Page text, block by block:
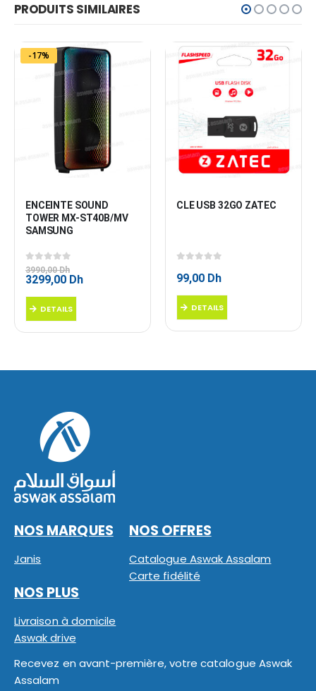
PRODUITS SIMILAIRES
-17%
ENCEINTE SOUND
TOWER MX-ST40B/MV
SAMSUNG
0sur 5
3990,00Dh
Le
était :
3990,00 Dh.
3299,00 DhLe
DETAILS
CLE USB 32GO ZATEC
99,00 Dh
DETAILS
NOS MARQUES
Janis
NOS OFFRES
Catalogue Aswak Assalam
Carte fidélité
NOS PLUS
Livraison à domicile
Aswak drive
Recevez en avant-première, votre catalogue Aswak
Assalam